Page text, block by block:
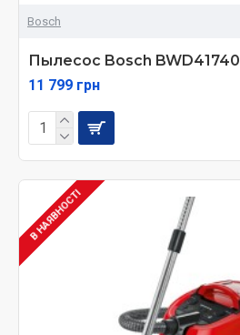
Bosch
Пылесос Bosch BWD41740
11 799 грн
В НАЯВНОСТІ